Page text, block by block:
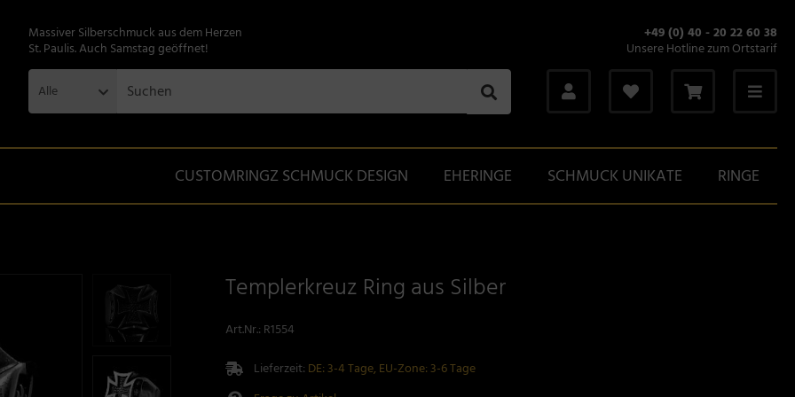
Massiver Silberschmuck aus dem Herzen
St. Paulis. Auch Samstag geöffnet!
+49 (0) 40 - 20 22 60 38
Unsere Hotline zum Ortstarif
Alle
CUSTOMRINGZ SCHMUCK DESIGN EHERINGE SCHMUCK UNIKATE RINGE
Templerkreuz Ring aus Silber
Art.Nr.: R1554
Lieferzeit: DE: 3-4 Tage, EU-Zone: 3-6 Tage